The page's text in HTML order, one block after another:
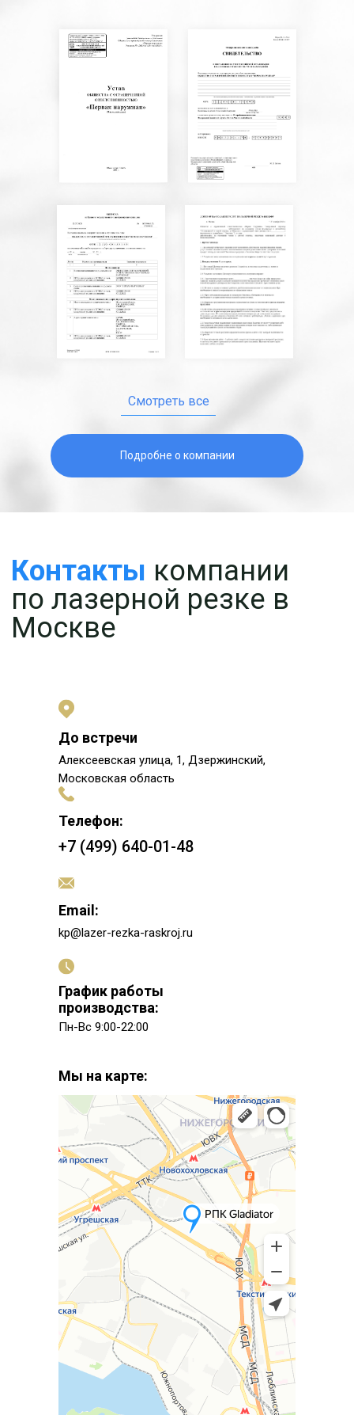
Подробне о компании
Смотреть все
Мы на карте:
До встречи
Алексеевская улица, 1, Дзержинский,
Московская область
Телефон:
+7 (499) 640-01-48
kp@lazer-rezka-raskroj.ru
Email:
Пн-Вс 9:00-22:00
График работы
производства: